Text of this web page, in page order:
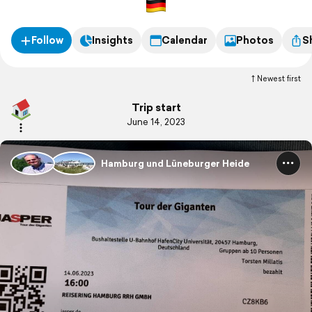
Follow Insights Calendar Photos
Newest first
Trip start
June 14, 2023
Hamburg und Lüneburger Heide